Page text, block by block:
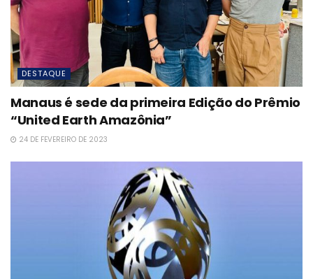
DESTAQUE
Manaus é sede da primeira Edição do Prêmio
“United Earth Amazônia”
24 DE FEVEREIRO DE 2023